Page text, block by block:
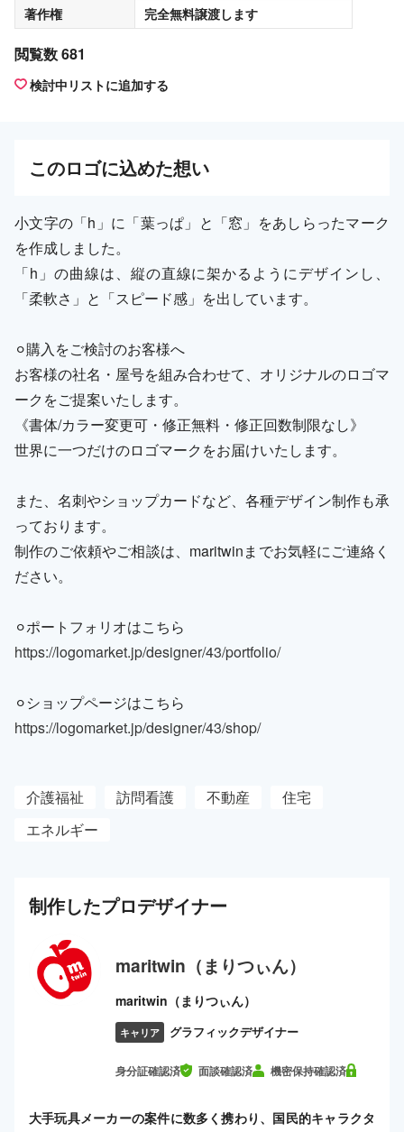
著作権
完全無料譲渡します
閲覧数 681
検討中リストに追加する
このロゴに込めた想い
小文字の「h」に「葉っぱ」と「窓」をあしらったマーク
を作成しました。
「h」の曲線は、縦の直線に架かるようにデザインし、
「柔軟さ」と「スピード感」を出しています。
⚪︎購入をご検討のお客様へ
お客様の社名・屋号を組み合わせて、オリジナルのロゴマ
ークをご提案いたします。
《書体/カラー変更可・修正無料・修正回数制限なし》
世界に一つだけのロゴマークをお届けいたします。
また、名刺やショップカードなど、各種デザイン制作も承
っております。
制作のご依頼やご相談は、maritwinまでお気軽にご連絡く
ださい。
⚪︎ポートフォリオはこちら
https://logomarket.jp/designer/43/portfolio/
⚪︎ショップページはこちら
https://logomarket.jp/designer/43/shop/
介護福祉 訪問看護 不動産
住宅
エネルギー
制作したプロデザイナー
maritwin（まりつぃん）
maritwin（まりつぃん）
キャリア グラフィックデザイナー
身分証確認済 面談確認済 機密保持確認済
大手玩具メーカーの案件に数多く携わり、国民的キャラクタ